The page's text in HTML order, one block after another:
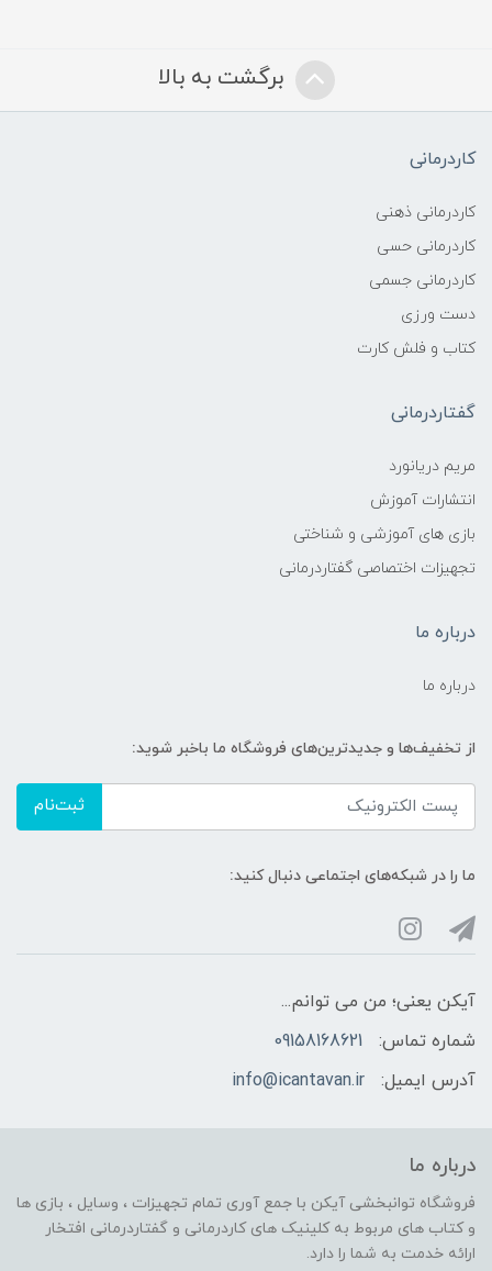
برگشت به بالا
کاردرمانی
کاردرمانی ذهنی
کاردرمانی حسی
کاردرمانی جسمی
دست ورزی
کتاب و فلش کارت
گفتاردرمانی
مریم دریانورد
انتشارات آموزش
بازی های آموزشی و شناختی
تجهیزات اختصاصی گفتاردرمانی
درباره ما
درباره ما
از تخفیف‌ها و جدیدترین‌های فروشگاه ما باخبر شوید:
ثبت‌نام
ما را در شبکه‌های اجتماعی دنبال کنید:
آیکن یعنی؛ من می توانم...
شماره تماس:
09158168621
آدرس ایمیل:
info@icantavan.ir
درباره ما
فروشگاه توانبخشی آیکن با جمع آوری تمام تجهیزات ، وسایل ، بازی ها
و کتاب های مربوط به کلینیک های کاردرمانی و گفتاردرمانی افتخار
ارائه خدمت به شما را دارد.